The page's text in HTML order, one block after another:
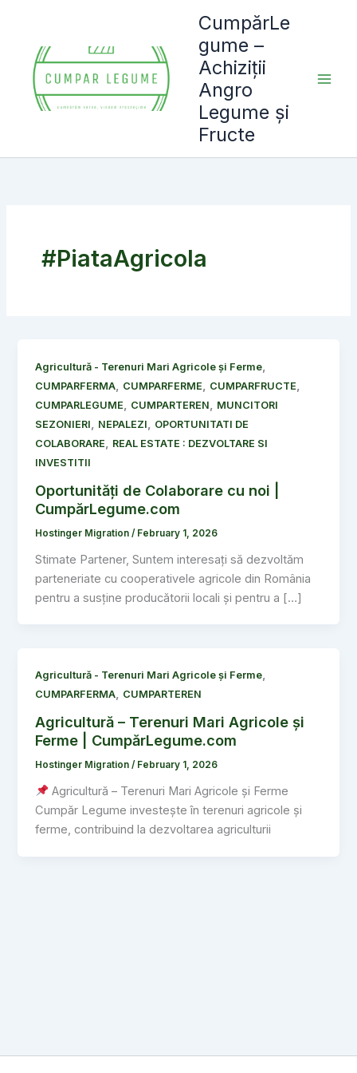
content
CumpărLe
gume –
Achiziții
Angro
Legume și
Fructe
#PiataAgricola
Agricultură - Terenuri Mari Agricole și Ferme,
CUMPARFERMA, CUMPARFERME, CUMPARFRUCTE,
CUMPARLEGUME, CUMPARTEREN, MUNCITORI
SEZONIERI, NEPALEZI, OPORTUNITATI DE
COLABORARE, REAL ESTATE : DEZVOLTARE SI
INVESTITII
Oportunități de Colaborare cu noi |
CumpărLegume.com
Hostinger Migration/ February 1, 2026
Stimate Partener, Suntem interesați să dezvoltăm
parteneriate cu cooperativele agricole din România
pentru a susține producătorii locali și pentru a […]
Agricultură - Terenuri Mari Agricole și Ferme,
CUMPARFERMA, CUMPARTEREN
Agricultură – Terenuri Mari Agricole și
Ferme | CumpărLegume.com
Hostinger Migration/ February 1, 2026
Agricultură – Terenuri Mari Agricole și Ferme
Cumpăr Legume investește în terenuri agricole și
ferme, contribuind la dezvoltarea agriculturii